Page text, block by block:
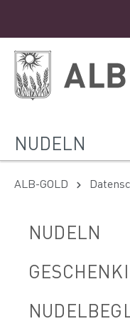
NUDELN
ALB-GOLD
NUDELN